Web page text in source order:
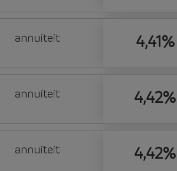
annuiteit 4,41%
annuiteit 4,42%
annuiteit 4,42%